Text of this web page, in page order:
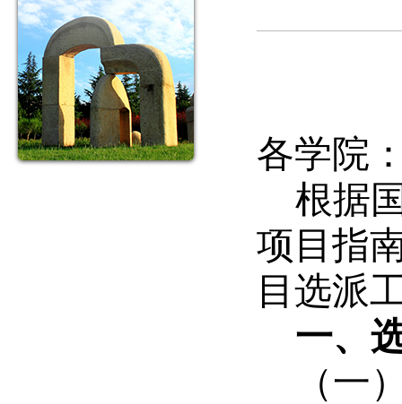
各学院
根据
项目指
目选派
一、
（一